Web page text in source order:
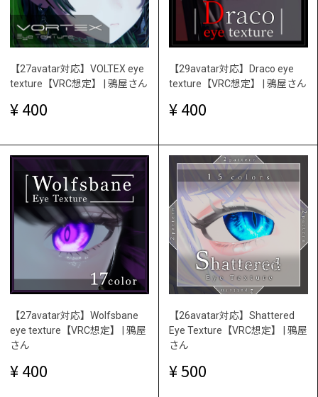
【27avatar対応】VOLTEX eye
texture【VRC想定】 | 鴉屋さん
400
【29avatar対応】Draco eye
texture【VRC想定】 | 鴉屋さん
400
【27avatar対応】Wolfsbane
eye texture【VRC想定】 | 鴉屋
さん
400
【26avatar対応】Shattered
Eye Texture【VRC想定】 | 鴉屋
さん
500